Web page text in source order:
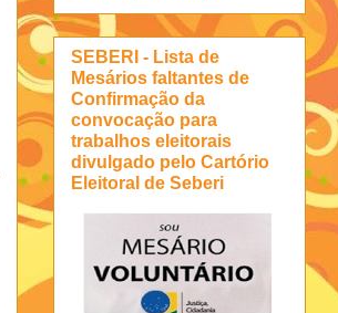
SEBERI - Lista de
Mesários faltantes de
Confirmação da
convocação para
trabalhos eleitorais
divulgado pelo Cartório
Eleitoral de Seberi